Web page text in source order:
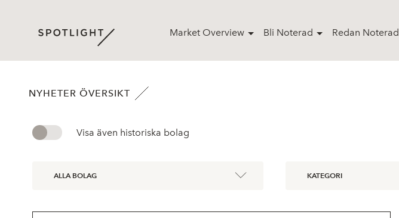
Market Overview Bli Noterad Redan Noterad
NYHETER ÖVERSIKT
Visa även historiska bolag
ALLA BOLAG KATEGORI